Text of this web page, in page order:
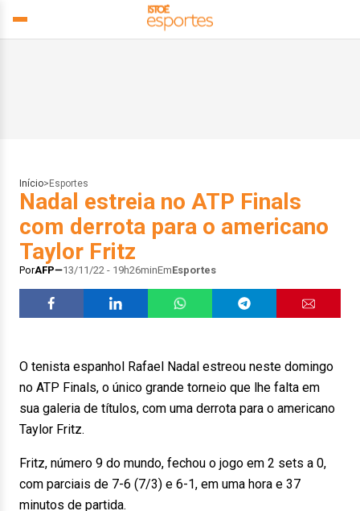
Início> Esportes
Nadal estreia no ATP Finals
com derrota para o americano
Taylor Fritz
PorAFP 13/11/22 - 19h26minEmEsportes
O tenista espanhol Rafael Nadal estreou neste domingo
no ATP Finals, o único grande torneio que lhe falta em
sua galeria de títulos, com uma derrota para o americano
Taylor Fritz.
Fritz, número 9 do mundo, fechou o jogo em 2 sets a 0,
com parciais de 7-6 (7/3) e 6-1, em uma hora e 37
minutos de partida.